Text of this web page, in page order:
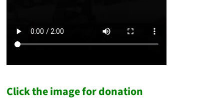
Click the image for donation